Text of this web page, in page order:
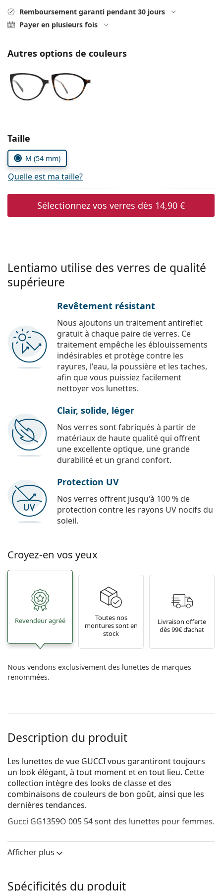
Prada
Remboursement garanti pendant 30 jours
Payer en plusieurs fois
Autres options de couleurs
Choisissez les paramètres
Taille
M (54 mm)
Quelle est ma taille?
Sélectionnez vos verres dès 14,90 €
Lentiamo utilise des verres de qualité
supérieure
Revêtement résistant
Nous ajoutons un traitement antireflet
gratuit à chaque paire de verres. Ce
traitement empêche les éblouissements
indésirables et protège contre les
rayures, l'eau, la poussière et les taches,
afin que vous puissiez facilement
nettoyer vos lunettes.
Clair, solide, léger
Nos verres sont fabriqués à partir de
matériaux de haute qualité qui offrent
une excellente optique, une grande
durabilité et un grand confort.
Protection UV
Nos verres offrent jusqu'à 100 % de
protection contre les rayons UV nocifs du
soleil.
Croyez-en vos yeux
Revendeur agréé
Toutes nos
montures sont en
stock
Livraison offerte
dès 99€ d’achat
Nous vendons exclusivement des lunettes de marques
renommées.
Description du produit
Les lunettes de vue GUCCI vous garantiront toujours
un look élégant, à tout moment et en tout lieu. Cette
collection intègre des looks de classe et des
combinaisons de couleurs de bon goût, ainsi que les
dernières tendances.
Gucci GG1359O 005 54sont des lunettes pour femmes.
la fonction d'essai virtuel de Lentiamo.
La couleur noire de la monture s'accorde
Afficher plus
Spécificités du produit